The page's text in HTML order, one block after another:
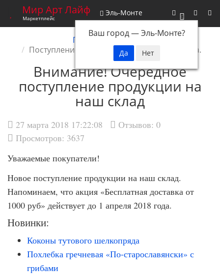
0
Мир Арт Лайф
Маркетплейс
Эль-Монте
Ваш город —Эль-Монте?
Главная
Новости
Поступление продукции! 26 марта 2018 года.
Внимание! Очередное
поступление продукции на
наш склад
27 марта 2018 17:22:08 Отзывов: 0
Просмотров: 3637
Уважаемые покупатели!
Новое поступление продукции на наш склад.
Напоминаем, что акция «Бесплатная доставка от
1000 руб» действует до 1 апреля 2018 года.
Новинки:
Коконы тутового шелкопряда
Похлебка гречневая «По-старославянски» с
грибами